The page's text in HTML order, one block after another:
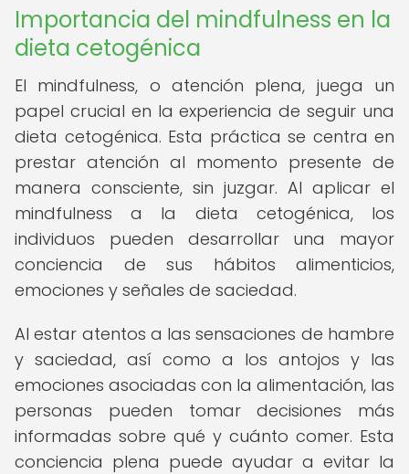
Importancia del mindfulness en la
dieta cetogénica
El mindfulness, o atención plena, juega un
papel crucial en la experiencia de seguir una
dieta cetogénica. Esta práctica se centra en
prestar atención al momento presente de
manera consciente, sin juzgar. Al aplicar el
mindfulness a la dieta cetogénica, los
individuos pueden desarrollar una mayor
conciencia de sus hábitos alimenticios,
emociones y señales de saciedad.
Al estar atentos a las sensaciones de hambre
y saciedad, así como a los antojos y las
emociones asociadas con la alimentación, las
personas pueden tomar decisiones más
informadas sobre qué y cuánto comer. Esta
conciencia plena puede ayudar a evitar la